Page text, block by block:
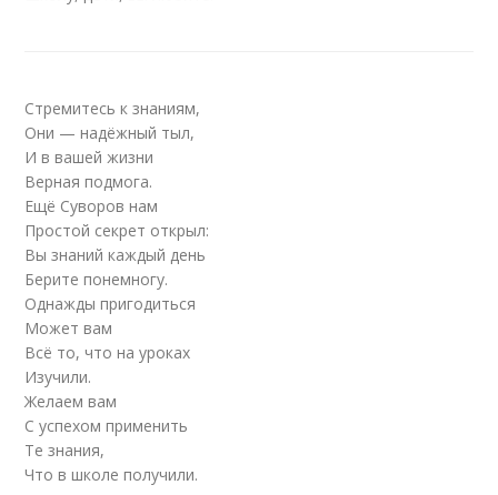
Стремитесь к знаниям,
Они — надёжный тыл,
И в вашей жизни
Верная подмога.
Ещё Суворов нам
Простой секрет открыл:
Вы знаний каждый день
Берите понемногу.
Однажды пригодиться
Может вам
Всё то, что на уроках
Изучили.
Желаем вам
С успехом применить
Те знания,
Что в школе получили.